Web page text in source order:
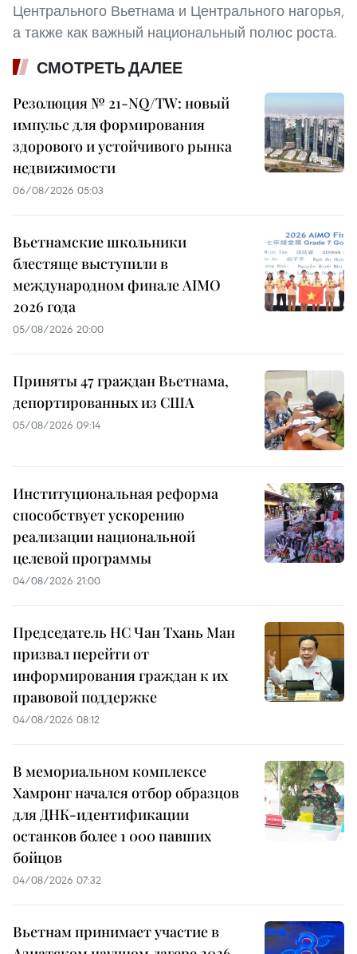
Центрального Вьетнама и Центрального нагорья,
а также как важный национальный полюс роста.
СМОТРЕТЬ ДАЛЕЕ
Резолюция № 21-NQ/TW: новый
импульс для формирования
здорового и устойчивого рынка
недвижимости
06/08/2026 05:03
Вьетнамские школьники
блестяще выступили в
международном финале AIMO
2026 года
05/08/2026 20:00
Приняты 47 граждан Вьетнама,
депортированных из США
05/08/2026 09:14
Институциональная реформа
способствует ускорению
реализации национальной
целевой программы
04/08/2026 21:00
Председатель НС Чан Тхань Ман
призвал перейти от
информирования граждан к их
правовой поддержке
04/08/2026 08:12
В мемориальном комплексе
Хамронг начался отбор образцов
для ДНК-идентификации
останков более 1 000 павших
бойцов
04/08/2026 07:32
Вьетнам принимает участие в